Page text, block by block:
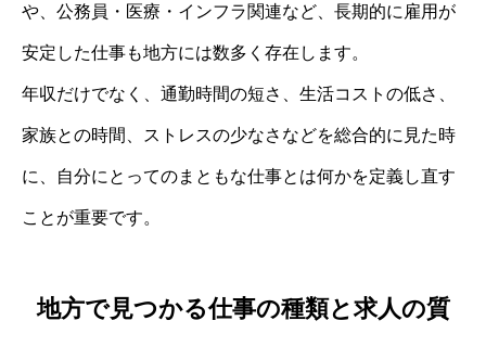
や、公務員・医療・インフラ関連など、長期的に雇用が
安定した仕事も地方には数多く存在します。
年収だけでなく、通勤時間の短さ、生活コストの低さ、
家族との時間、ストレスの少なさなどを総合的に見た時
に、自分にとってのまともな仕事とは何かを定義し直す
ことが重要です。
地方で見つかる仕事の種類と求人の質